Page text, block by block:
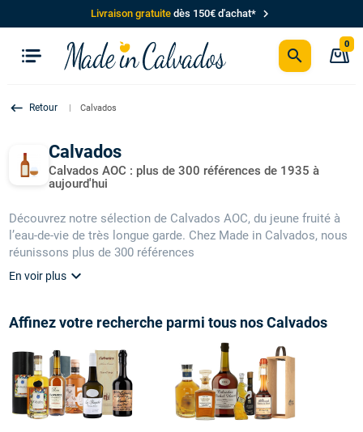
Livraison gratuitedès 150€ d'achat* chevron_right
search
0
keyboard_backspace Calvados
Calvados
Calvados AOC : plus de 300 références de 1935 à
aujourd'hui
Découvrez notre sélection de Calvados AOC, du jeune fruité à
l’eau-de-vie de très longue garde. Chez Made in Calvados, nous
réunissons plus de 300 références
En voir plus expand_more
Affinez votre recherche parmi tous nos Calvados